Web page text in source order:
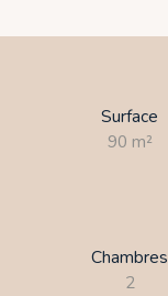
Surface
90 m²
Chambres
2